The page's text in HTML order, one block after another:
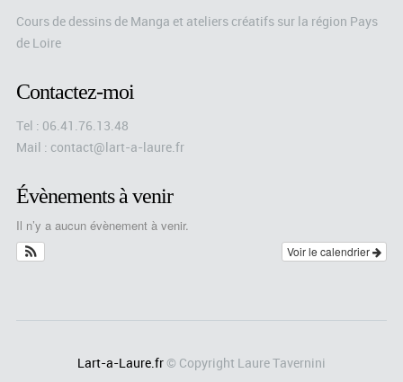
Cours de dessins de Manga et ateliers créatifs sur la région Pays
de Loire
Contactez-moi
Tel : 06.41.76.13.48
Mail : contact@lart-a-laure.fr
Évènements à venir
Il n’y a aucun évènement à venir.
Voir le calendrier
Lart-a-Laure.fr© Copyright Laure Tavernini